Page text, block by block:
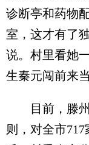
诊断亭和药物
室，这才有了
说。村里看她
生秦元闯前来
目前，滕州
则，对全市